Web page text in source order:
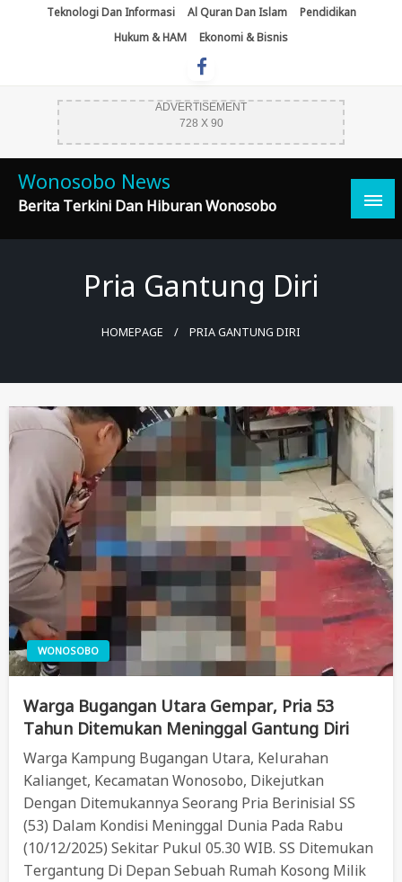
Teknologi Dan Informasi Al Quran Dan Islam
Pendidikan
Hukum & HAM
Ekonomi & Bisnis
ADVERTISEMENT
728 X 90
Wonosobo News
Berita Terkini Dan Hiburan Wonosobo
Pria Gantung Diri
HOMEPAGE PRIA GANTUNG DIRI
WONOSOBO
Warga Bugangan Utara Gempar, Pria 53
Tahun Ditemukan Meninggal Gantung Diri
Warga Kampung Bugangan Utara, Kelurahan
Kalianget, Kecamatan Wonosobo, Dikejutkan
Dengan Ditemukannya Seorang Pria Berinisial SS
(53) Dalam Kondisi Meninggal Dunia Pada Rabu
(10/12/2025) Sekitar Pukul 05.30 WIB. SS Ditemukan
Tergantung Di Depan Sebuah Rumah Kosong Milik